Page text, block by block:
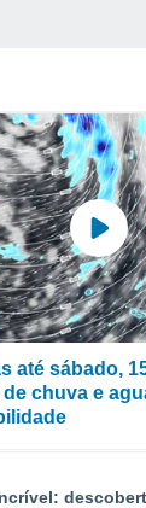
até sábado,
chuva e